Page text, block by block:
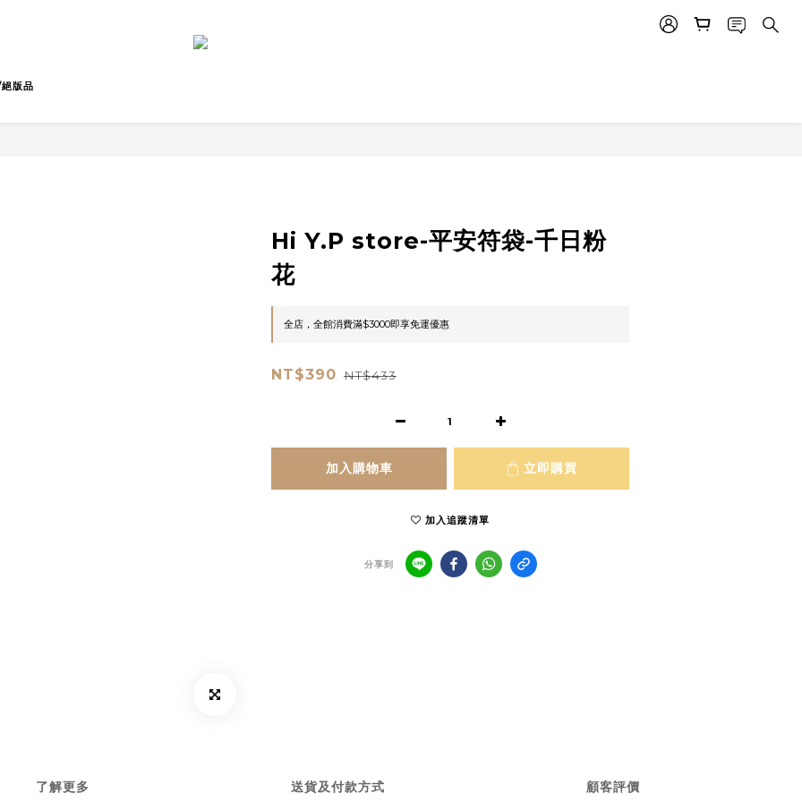
版品
Hi Y.P store-平安符袋-千日粉
花
全店，全館消費滿$3000即享免運優惠
NT$390 NT$433
加入購物車 立即購買
加入追蹤清單
分享到
了解更多 送貨及付款方式 顧客評價